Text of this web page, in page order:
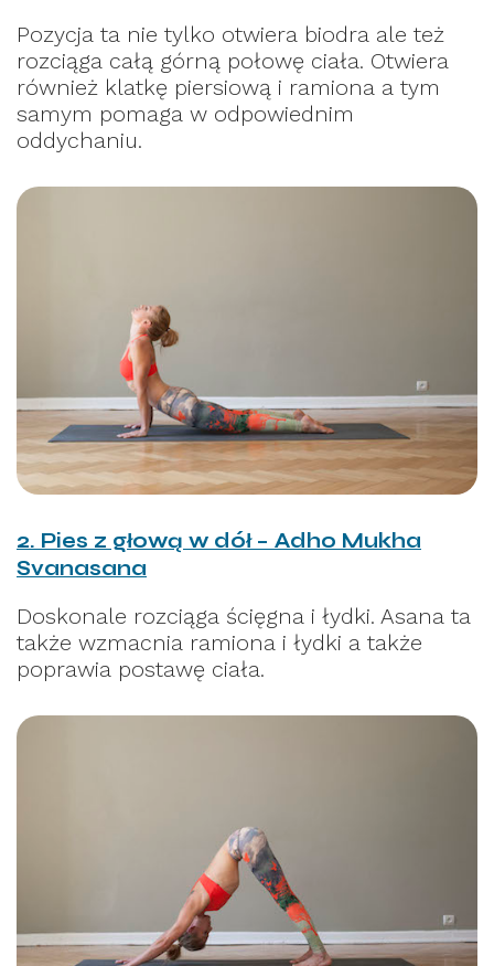
Pozycja ta nie tylko otwiera biodra ale też
rozciąga całą górną połowę ciała. Otwiera
również klatkę piersiową i ramiona a tym
samym pomaga w odpowiednim
oddychaniu.
2. Pies z głową w dół – Adho Mukha
Svanasana
Doskonale rozciąga ścięgna i łydki. Asana ta
także wzmacnia ramiona i łydki a także
poprawia postawę ciała.